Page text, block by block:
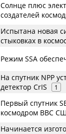
Солнце плюс
создателей
Испытана новая
стыковках в
Режим SSA
На спутник NPP
детектор CrIS
1
Первый спутник
космодром ВВС
Начинается